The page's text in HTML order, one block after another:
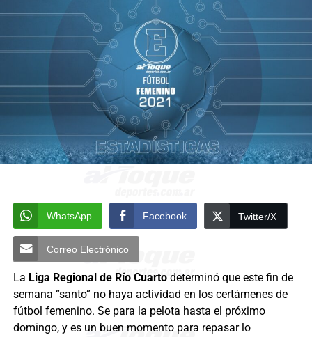
WhatsApp Facebook Twitter/X
Correo Electrónico
La Liga Regional de Río Cuartodeterminó que este fin de
semana “santo” no haya actividad en los certámenes de
fútbol femenino. Se para la pelota hasta el próximo
domingo, y es un buen momento para repasar lo